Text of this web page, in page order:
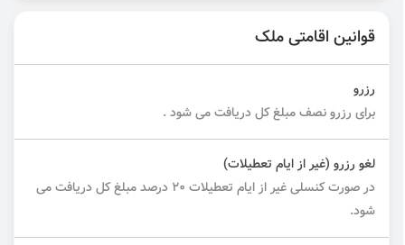
قوانین اقامتی ملک
رزرو
برای رزرو نصف مبلغ کل دریافت می شود .
لغو رزرو (غیر از ایام تعطیلات)
در صورت کنسلی غیر از ایام تعطیلات ۲۰ درصد مبلغ کل دریافت می
شود.